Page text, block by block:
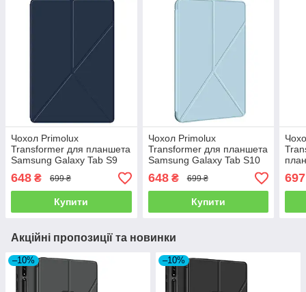
Чохол Primolux
Transformer для планшета
Samsung Galaxy Tab S9
Plus 12.4" (SM-X810 / SM-
X816) - Dark Blue
648 ₴ 699 ₴
Купити
Чохол Primolux
Transformer для планшета
Samsung Galaxy Tab S10
Plus 12.4" (SM-X820 / SM-
X826) - Sky Blue
648₴ 699 ₴
Купити
697
Акційні пропозиції та новинки
–10% –10%